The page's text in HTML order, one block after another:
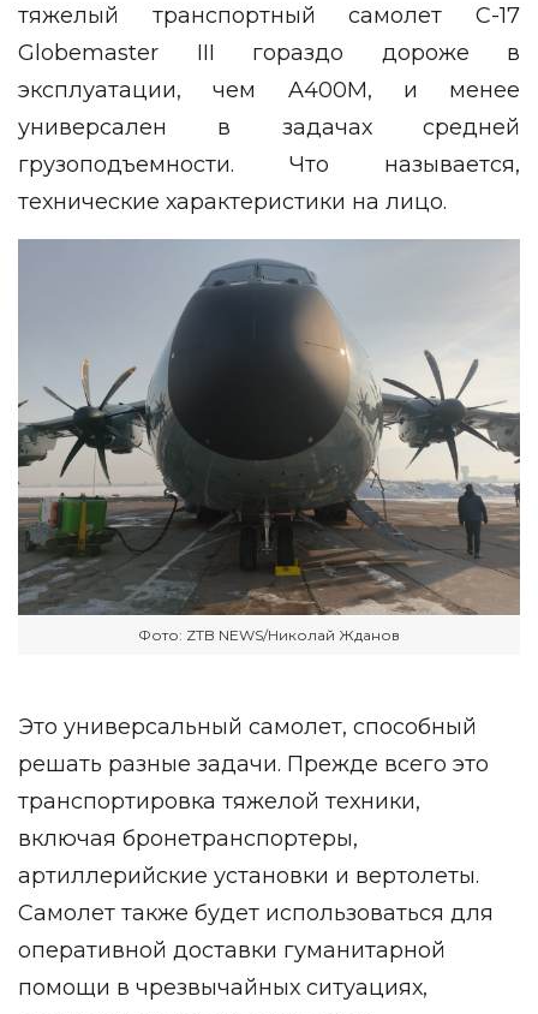
тяжелый транспортный самолет C-17
Globemaster III гораздо дороже в
эксплуатации, чем A400M, и менее
универсален в задачах средней
грузоподъемности. Что называется,
технические характеристики на лицо.
Фото: ZTB NEWS/Николай Жданов
Это универсальный самолет, способный
решать разные задачи. Прежде всего это
транспортировка тяжелой техники,
включая бронетранспортеры,
артиллерийские установки и вертолеты.
Самолет также будет использоваться для
оперативной доставки гуманитарной
помощи в чрезвычайных ситуациях,